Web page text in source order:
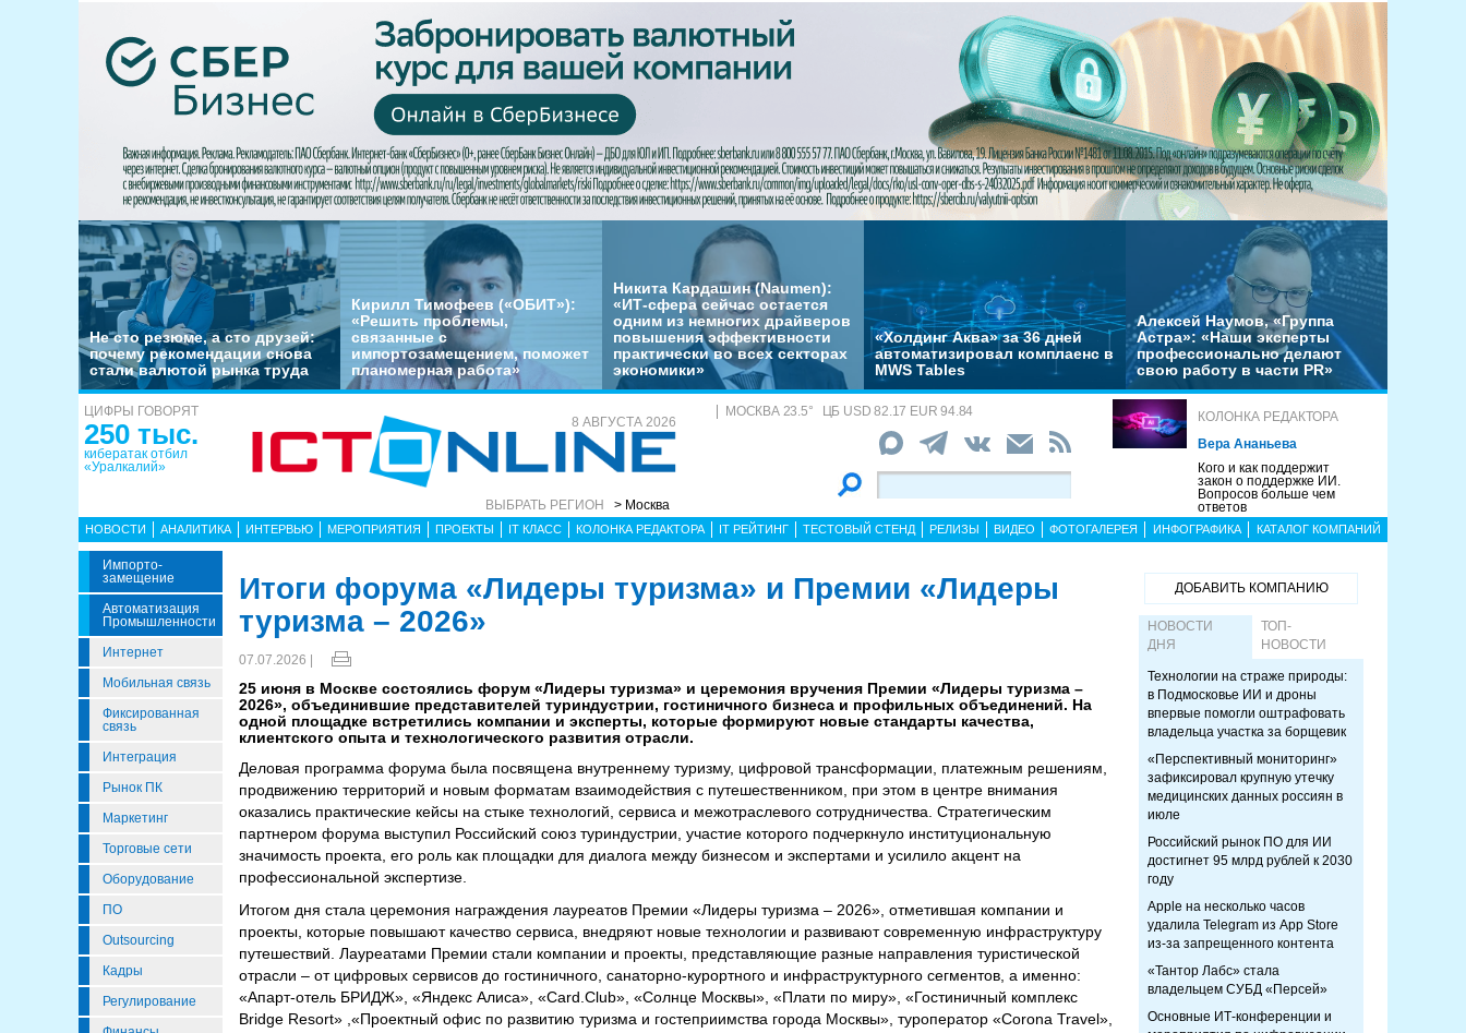
Не сто резюме, а сто друзей:
почему рекомендации снова
стали валютой рынка труда
Кирилл Тимофеев («ОБИТ»):
«Решить проблемы,
связанные с
импортозамещением, поможет
планомерная работа»
Никита Кардашин (Naumen):
«ИТ-сфера сейчас остается
одним из немногих драйверов
повышения эффективности
практически во всех секторах
экономики»
«Холдинг Аква» за 36 дней
автоматизировал комплаенс в
MWS Tables
Алексей Наумов, «Группа
Астра»: «Наши эксперты
профессионально делают
свою работу в части PR»
ЦИФРЫ ГОВОРЯТ
250 тыс.
кибератак отбил
«Уралкалий»
8 АВГУСТА 2026
ВЫБРАТЬ РЕГИОН > Москва
МОСКВА 23.5° ЦБ USD 82.17 EUR 94.84
КОЛОНКА РЕДАКТОРА
Вера Ананьева
Кого и как поддержит
закон о поддержке ИИ.
Вопросов больше чем
ответов
НОВОСТИ АНАЛИТИКА ИНТЕРВЬЮ МЕРОПРИЯТИЯ ПРОЕКТЫ IT КЛАСС КОЛОНКА РЕДАКТОРА IT РЕЙТИНГ ТЕСТОВЫЙ СТЕНД РЕЛИЗЫ ВИДЕО ФОТОГАЛЕРЕЯ ИНФОГРАФИКА КАТАЛОГ КОМПАНИЙ
Импорто­
Замещение
Автоматизация
Промышленности
Интернет
Мобильная связь
Фиксированная
связь
Интеграция
Рынок ПК
Маркетинг
Торговые сети
Оборудование
ПО
Outsourcing
Кадры
Регулирование
Итоги форума «Лидеры туризма» и Премии «Лидеры
туризма – 2026»
07.07.2026 |
25 июня в Москве состоялись форум «Лидеры туризма» и церемония вручения Премии «Лидеры туризма –
2026», объединившие представителей туриндустрии, гостиничного бизнеса и профильных объединений. На
одной площадке встретились компании и эксперты, которые формируют новые стандарты качества,
клиентского опыта и технологического развития отрасли.
Деловая программа форума была посвящена внутреннему туризму, цифровой трансформации, платежным решениям,
продвижению территорий и новым форматам взаимодействия с путешественником, при этом в центре внимания
оказались практические кейсы на стыке технологий, сервиса и межотраслевого сотрудничества. Стратегическим
партнером форума выступил Российский союз туриндустрии, участие которого подчеркнуло институциональную
значимость проекта, его роль как площадки для диалога между бизнесом и экспертами и усилило акцент на
профессиональной экспертизе.
Итогом дня стала церемония награждения лауреатов Премии «Лидеры туризма – 2026», отметившая компании и
проекты, которые повышают качество сервиса, внедряют новые технологии и развивают современную инфраструктуру
путешествий. Лауреатами Премии стали компании и проекты, представляющие разные направления туристической
отрасли – от цифровых сервисов до гостиничного, санаторно‑курортного и инфраструктурного сегментов, а именно:
«Апарт-отель БРИДЖ», «Яндекс Алиса», «Card.Club», «Солнце Москвы», «Плати по миру», «Гостиничный комплекс
Bridge Resort» ,«Проектный офис по развитию туризма и гостеприимства города Москвы», туроператор «Corona Travel»,
ДОБАВИТЬ КОМПАНИЮ
НОВОСТИ
ДНЯ
ТОП-
НОВОСТИ
Технологии на страже природы:
в Подмосковье ИИ и дроны
впервые помогли оштрафовать
владельца участка за борщевик
«Перспективный мониторинг»
зафиксировал крупную утечку
медицинских данных россиян в
июле
Российский рынок ПО для ИИ
достигнет 95 млрд рублей к 2030
году
Apple на несколько часов
удалила Telegram из App Store
из-за запрещенного контента
«Тантор Лабс» стала
владельцем СУБД «Персей»
Основные ИТ-конференции и